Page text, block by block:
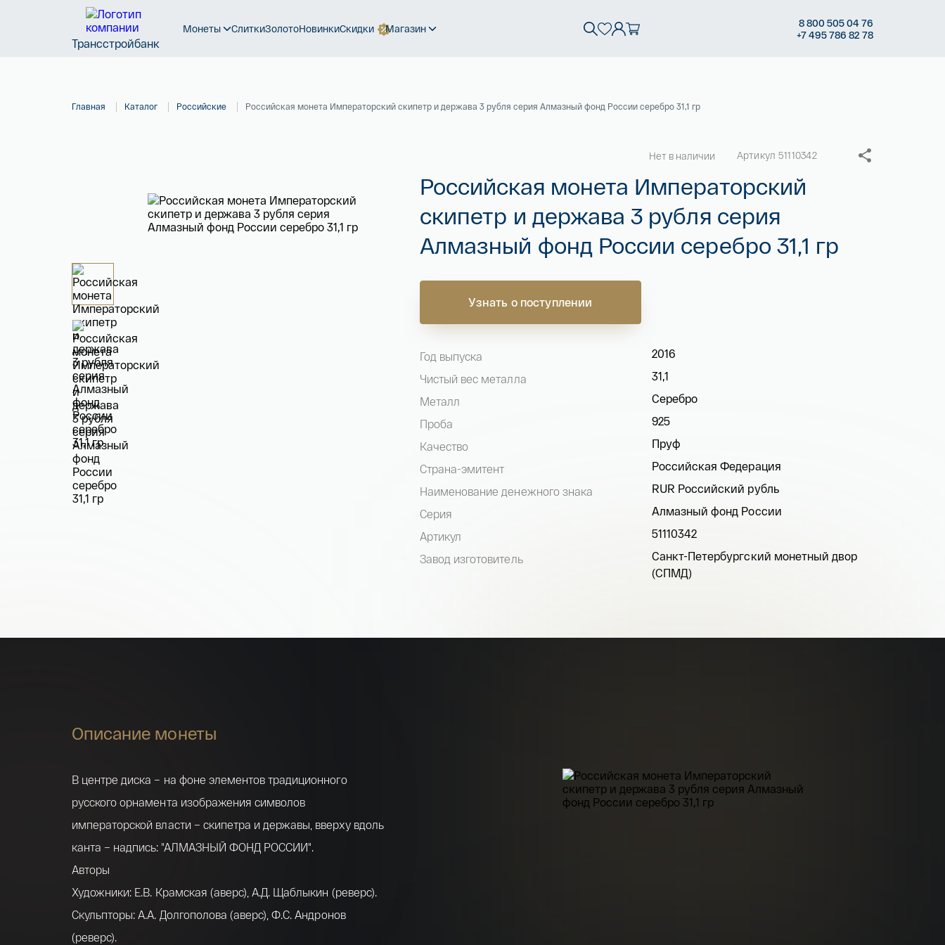
Трансстройбанк
Монеты СлиткиЗолотоНовинкиСкидки Магазин 8800 50504 76
+7495 786 82 78
Главная Каталог Российские Российская монета Императорский скипетр и держава 3 рубля серия Алмазный фонд России серебро 31,1 гр
Нет в наличии Артикул 51110342
Российская монета Императорский
скипетр и держава 3 рубля серия
Алмазный фонд России серебро 31,1 гр
Узнать о поступлении
Год выпуска
2016
Чистый вес металла
31,1
Металл
Серебро
Проба
925
Качество
Пруф
Страна-эмитент
Российская Федерация
Наименование денежного знака
RUR Российский рубль
Серия
Алмазный фонд России
Артикул
51110342
Завод изготовитель
Санкт-Петербургский монетный двор
(СПМД)
Описание монеты
В центре диска – на фоне элементов традиционного
русского орнамента изображения символов
императорской власти – скипетра и державы, вверху вдоль
канта – надпись: "АЛМАЗНЫЙ ФОНД РОССИИ".
Авторы
Художники: Е.В. Крамская (аверс), А.Д. Щаблыкин (реверс).
Скульпторы: А.А. Долгополова (аверс), Ф.С. Андронов
(реверс).